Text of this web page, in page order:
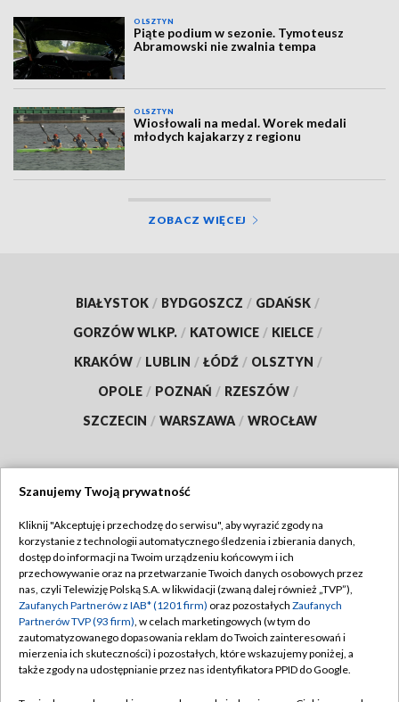
OLSZTYN
Piąte podium w sezonie. Tymoteusz
Abramowski nie zwalnia tempa
OLSZTYN
Wiosłowali na medal. Worek medali
młodych kajakarzy z regionu
ZOBACZ WIĘCEJ
BIAŁYSTOK / BYDGOSZCZ / GDAŃSK /
GORZÓW WLKP. / KATOWICE / KIELCE /
KRAKÓW / LUBLIN / ŁÓDŹ / OLSZTYN /
OPOLE / POZNAŃ / RZESZÓW /
SZCZECIN / WARSZAWA / WROCŁAW
TVP
Abonament TVP
Emisja w TVP
Centrum informacji TVP
Naziemna Telewizja Cyfrowa
Regulamin TVP
Polityka prywatności
Moje zgody
Pomoc
Szanujemy Twoją prywatność
Kliknij "Akceptuję i przechodzę do serwisu", aby wyrazić zgody na
korzystanie z technologii automatycznego śledzenia i zbierania danych,
dostęp do informacji na Twoim urządzeniu końcowym i ich
przechowywanie oraz na przetwarzanie Twoich danych osobowych przez
nas, czyli Telewizję Polską S.A. w likwidacji (zwaną dalej również „TVP”),
Zaufanych Partnerów z IAB* (1201 firm) oraz pozostałych Zaufanych
Partnerów TVP (93 firm), w celach marketingowych (w tym do
zautomatyzowanego dopasowania reklam do Twoich zainteresowań i
mierzenia ich skuteczności) i pozostałych, które wskazujemy poniżej, a
także zgody na udostępnianie przez nas identyfikatora PPID do Google.